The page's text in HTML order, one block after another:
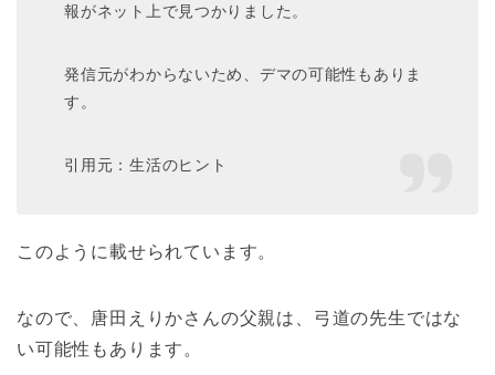
報がネット上で見つかりました。
発信元がわからないため、デマの可能性もありま
す。
引用元：生活のヒント
このように載せられています。
なので、唐田えりかさんの父親は、弓道の先生ではな
い可能性もあります。